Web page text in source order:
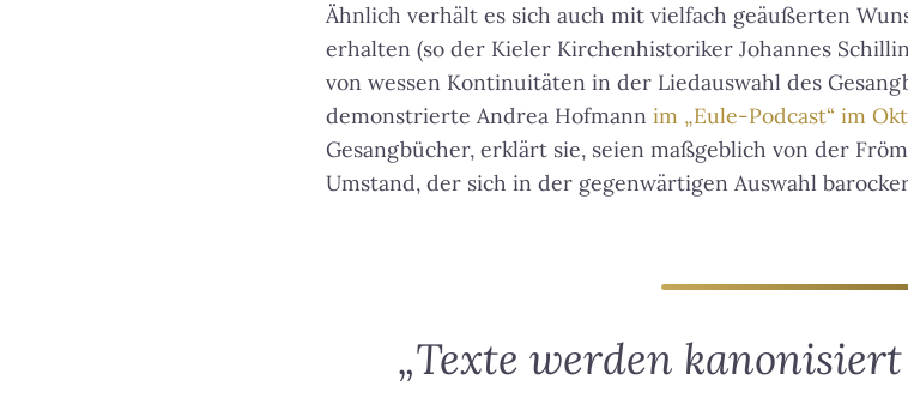
Ähnlich verhält es sich auch mit vielfach geäußerten
erhalten (so der Kieler Kirchenhistoriker Johannes
von wessen Kontinuitäten in der Liedauswahl des
demonstrierte Andrea Hofmann im „Eule-Podcast“ im
Gesangbücher, erklärt sie, seien maßgeblich von der
Umstand, der sich in der gegenwärtigen Auswahl
„Texte werden